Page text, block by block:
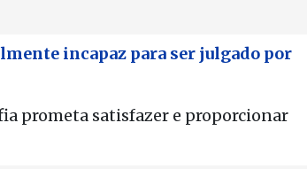
incapaz para ser julgado por
prometa satisfazer e proporcionar